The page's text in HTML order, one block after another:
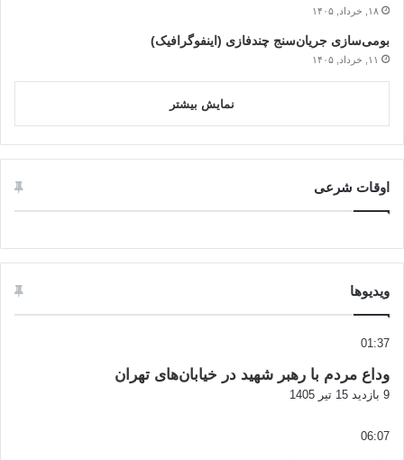
۱۸, خرداد, ۱۴۰۵
بومی‌سازی جریان‌سنج چندفازی (اینفوگرافیک)
۱۱, خرداد, ۱۴۰۵
نمایش بیشتر
اوقات شرعی
ویدیوها
01:37
وداع مردم با رهبر شهید در خیابان‌های تهران
9 بازدید 15 تیر 1405
06:07